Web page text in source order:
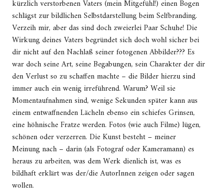
kürzlich verstorbenen Vaters (mein Mitgefühl!) einen Bogen
schlägst zur bildlichen Selbstdarstellung beim Selfbranding.
Verzeih mir, aber das sind doch zweierlei Paar Schuhe! Die
Wirkung deines Vaters begründet sich doch wohl sicher bei
dir nicht auf den Nachlaß seiner fotogenen Abbilder??? Es
war doch seine Art, seine Begabungen, sein Charakter der dir
den Verlust so zu schaffen machte – die Bilder hierzu sind
immer auch ein wenig irreführend. Warum? Weil sie
Momentaufnahmen sind, wenige Sekunden später kann aus
einem entwaffnenden Lächeln ebenso ein schiefes Grinsen,
eine höhnische Fratze werden. Fotos (wie auch Filme) lügen,
schönen oder verzerren. Die Kunst besteht – meiner
Meinung nach – darin (als Fotograf oder Kameramann) es
heraus zu arbeiten, was dem Werk dienlich ist, was es
bildhaft erklärt was der/die AutorInnen zeigen oder sagen
wollen.